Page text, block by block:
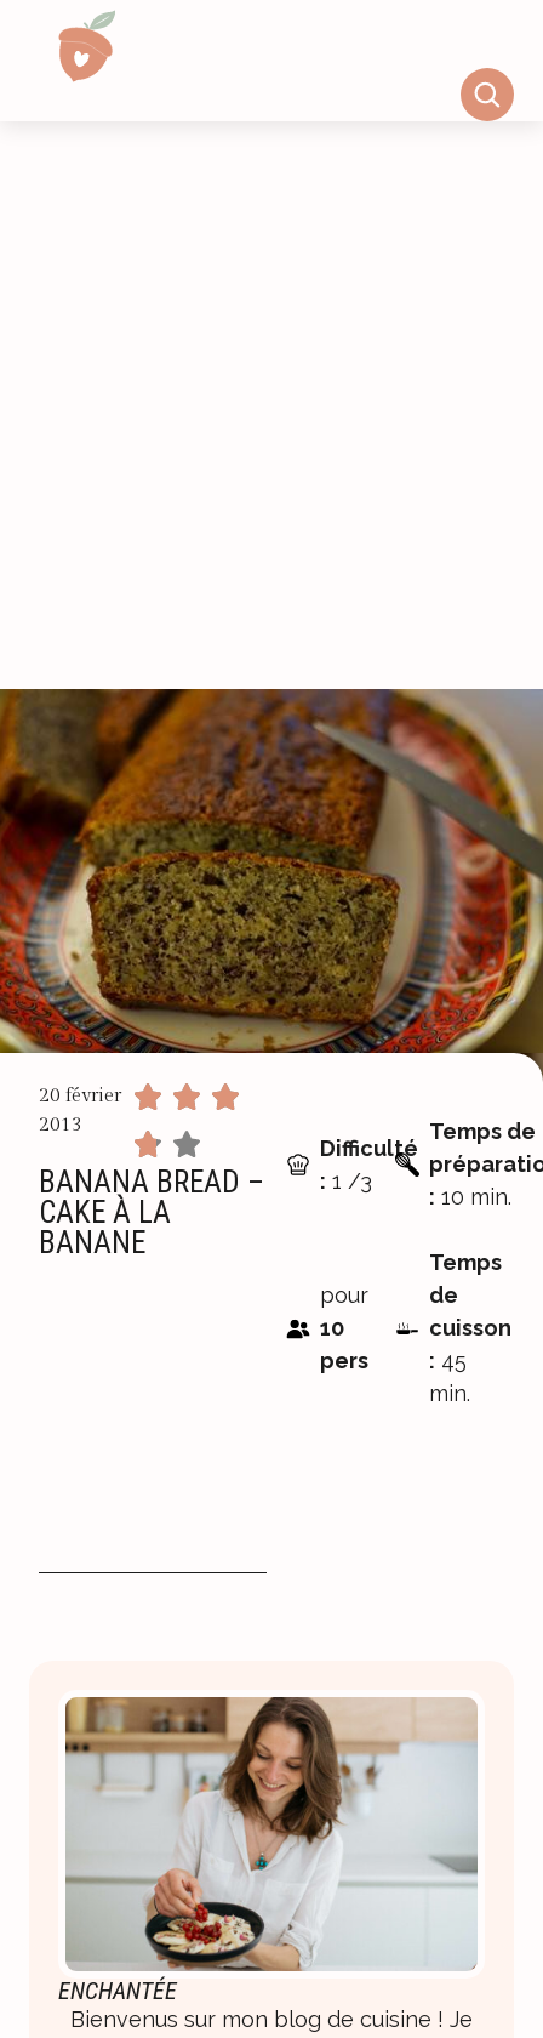
20 février
2013
BANANA BREAD –
CAKE À LA
BANANE
Difficulté
: 1 /3
Temps de
: 10 min.
pour
10
pers
Temps
de
cuisson
: 45
min.
ENCHANTÉE
Bienvenus sur mon blog de cuisine ! Je